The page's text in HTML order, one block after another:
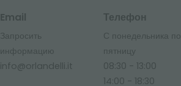
Email
Запросить
информацию
info@orlandelli.it
Телефон
С понедельника по
пятницу
08:30 - 13:00
14:00 - 18:30